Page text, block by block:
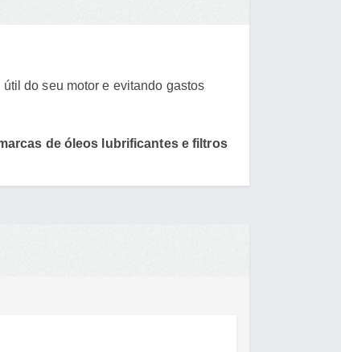
do seu motor e evitando gastos
de óleos lubrificantes e filtros